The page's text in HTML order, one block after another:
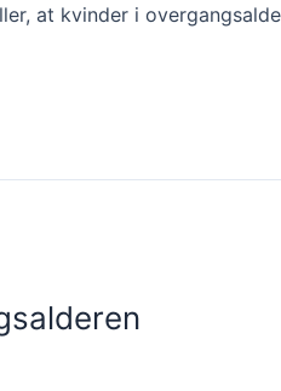
at kvinder i